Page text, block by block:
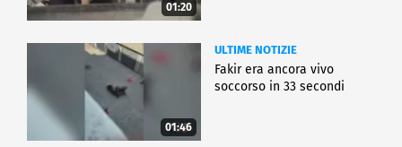
01:20
01:46
ULTIME NOTIZIE
Fakir era ancora vivo
soccorso in 33 secondi